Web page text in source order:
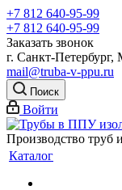
+7 812 640-95-99
+7 812 640-95-99
Заказать звонок
г. Санкт-
mail@truba-v-ppu.ru
Поиск
Войти
Производство
Каталог